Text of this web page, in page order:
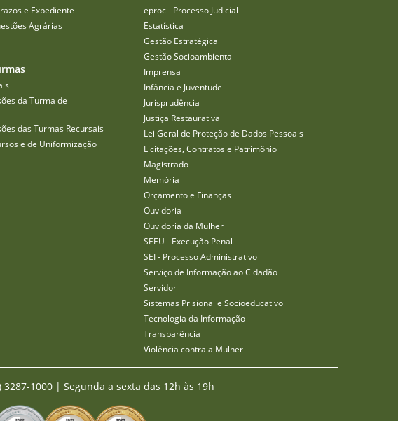
e Expediente
Agrárias
da Turma de
das Turmas Recursais
e de Uniformização
eproc - Processo Judicial
Estatística
Gestão Estratégica
Gestão Socioambiental
Imprensa
Infância e Juventude
Jurisprudência
Justiça Restaurativa
Lei Geral de Proteção de Dados Pessoais
Licitações, Contratos e Patrimônio
Magistrado
Memória
Orçamento e Finanças
Ouvidoria
Ouvidoria da Mulher
SEEU - Execução Penal
SEI - Processo Administrativo
Serviço de Informação ao Cidadão
Servidor
Sistemas Prisional e Socioeducativo
Tecnologia da Informação
Transparência
Violência contra a Mulher
3287-1000 | Segunda a sexta das 12h às 19h